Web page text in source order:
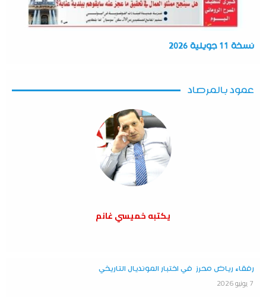
نسخة 11 جويلية 2026
عمود بالمرصاد
يكتبه خميسي غانم
رفقاء رياض محرز في اختبار المونديال التاريخي
7 يونيو 2026